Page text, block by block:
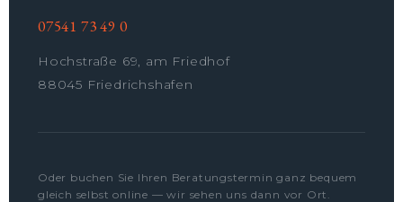
07541 73 49 0
Hochstraße 69, am Friedhof
88045 Friedrichshafen
Oder buchen Sie Ihren Beratungstermin ganz bequem
gleich selbst online — wir sehen uns dann vor Ort.